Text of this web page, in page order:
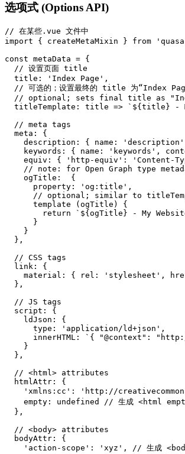
选项式 (Options API)
// 在某些.vue 文件中
import
{ createMetaMixin } from
const metaData = {
// 设置页面 title
title : 'Index Page' ,
// 可选的；设置最终的 title 为“Index
// optional; sets final title as
titleTemplate : title => ` ${ title } -
// meta tags
meta :
{
description : { name : 'description'
keywords : { name : 'keywords' ,
equiv : { 'http-equiv' : 'Content-
// note: for Open Graph type
ogTitle :
{
property : 'og:title' ,
// optional; similar to
template
( ogTitle )
{
return
` ${ ogTitle } - My
}
}
} ,
// CSS tags
link :
{
material : { rel : 'stylesheet' ,
} ,
// JS tags
script :
{
ldJson :
{
type : 'application/ld+json' ,
innerHTML : ` { "@context":
}
} ,
// <html> attributes
htmlAttr :
{
'xmlns:cc' : 'http://
empty : undefined
// 生成 <html
} ,
// <body> attributes
bodyAttr :
{
'action-scope' : 'xyz' , // 生成